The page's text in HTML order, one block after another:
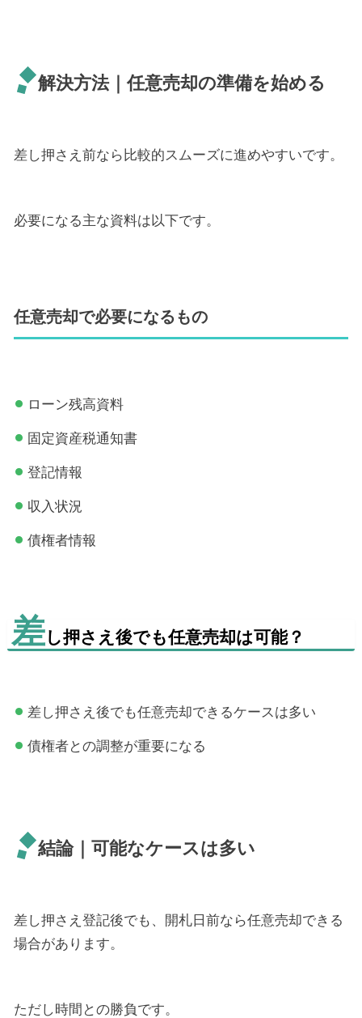
解決方法｜任意売却の準備を始める
差し押さえ前なら比較的スムーズに進めやすいです。
必要になる主な資料は以下です。
任意売却で必要になるもの
ローン残高資料
固定資産税通知書
登記情報
収入状況
債権者情報
差し押さえ後でも任意売却は可能？
差し押さえ後でも任意売却できるケースは多い
債権者との調整が重要になる
結論｜可能なケースは多い
差し押さえ登記後でも、開札日前なら任意売却できる
場合があります。
ただし時間との勝負です。